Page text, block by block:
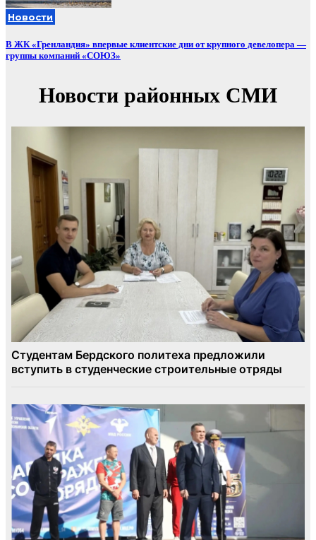
Новости
В ЖК «Гренландия» впервые клиентские дни от крупного девелопера —
группы компаний «СОЮЗ»